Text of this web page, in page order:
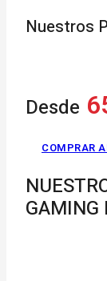
Nuestros
Desde
COMPRAR
GAMING